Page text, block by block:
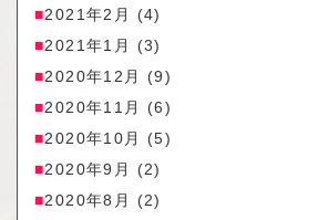
2021年2月
(4)
2021年1月
(3)
2020年12月
(9)
2020年11月
(6)
2020年10月
(5)
2020年9月
(2)
2020年8月
(2)